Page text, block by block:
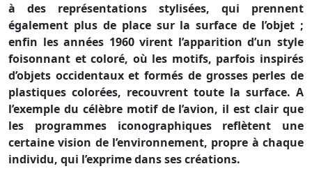
à des représentations stylisées, qui prennent
également plus de place sur la surface de l’objet ;
enfin les années 1960 virent l’apparition d’un style
foisonnant et coloré, où les motifs, parfois inspirés
d’objets occidentaux et formés de grosses perles de
plastiques colorées, recouvrent toute la surface. A
l’exemple du célèbre motif de l’avion, il est clair que
les programmes iconographiques reflètent une
certaine vision de l’environnement, propre à chaque
individu, qui l’exprime dans ses créations.